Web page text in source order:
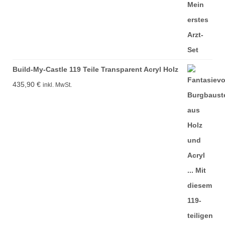
Build-My-Castle 119 Teile Transparent Acryl Holz
435,90 € inkl. MwSt.